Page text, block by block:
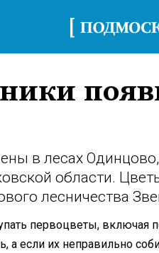
в лесах Одинцово,
области.
лесничества
первоцветы, включая
а если их неправильно